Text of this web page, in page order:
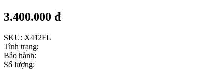
3.400.000 đ
SKU: X412FL
Tình trạng:
Bảo hành:
Số lượng: